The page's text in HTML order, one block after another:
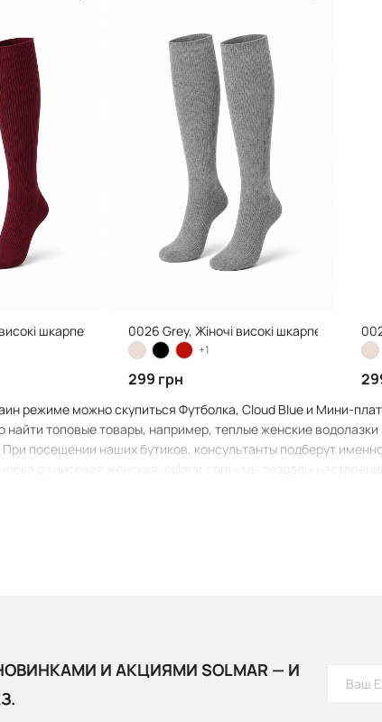
шкарпетки 0026 Grey, Жіночі високі шкарпетки
+1
299 грн
режиме можно скупиться Футболка, Cloud Blue и Мини-
топовые товары, например, теплые женские
посещении наших бутиков, консультанты подберут
джинсовая женская. solmar.com - мы создаем
И АКЦИЯМИ SOLMAR — И